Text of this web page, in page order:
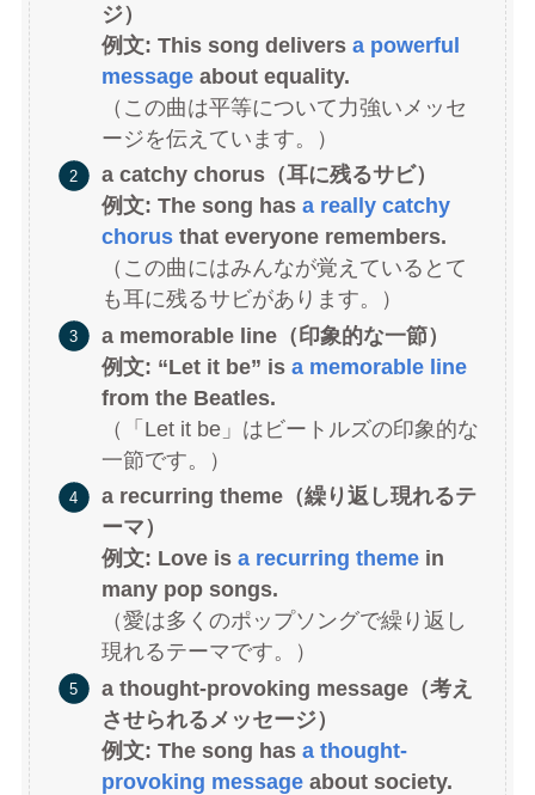
ジ）
例文: This song deliversa powerful
message about equality.
（この曲は平等について力強いメッセ
ージを伝えています。）
a catchy chorus（耳に残るサビ）
例文: The song hasa really catchy
chorus that everyone remembers.
（この曲にはみんなが覚えているとて
も耳に残るサビがあります。）
a memorable line（印象的な一節）
例文: “Let it be” isa memorable line
from the Beatles.
（「Let it be」はビートルズの印象的な
一節です。）
a recurring theme（繰り返し現れるテ
ーマ）
例文: Love isa recurring theme in
many pop songs.
（愛は多くのポップソングで繰り返し
現れるテーマです。）
a thought-provoking message（考え
させられるメッセージ）
例文: The song hasa thought-
provoking message about society.